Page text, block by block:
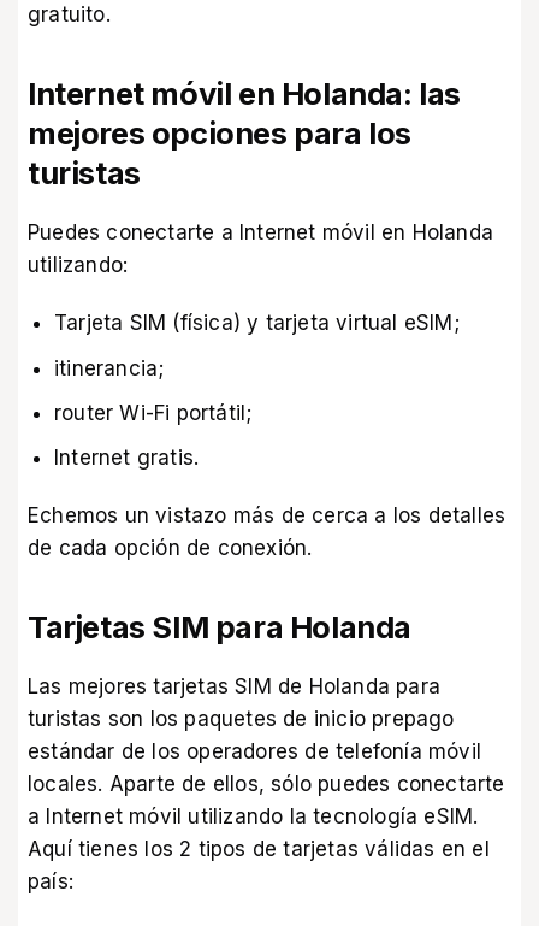
gratuito.
Internet móvil en Holanda: las
mejores opciones para los
turistas
Puedes conectarte a Internet móvil en Holanda
utilizando:
Tarjeta SIM (física) y tarjeta virtual eSIM;
itinerancia;
router Wi-Fi portátil;
Internet gratis.
Echemos un vistazo más de cerca a los detalles
de cada opción de conexión.
Tarjetas SIM para Holanda
Las mejores tarjetas SIM de Holanda para
turistas son los paquetes de inicio prepago
estándar de los operadores de telefonía móvil
locales. Aparte de ellos, sólo puedes conectarte
a Internet móvil utilizando la tecnología eSIM.
Aquí tienes los 2 tipos de tarjetas válidas en el
país: